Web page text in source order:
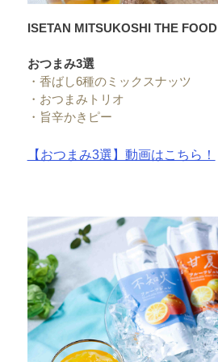
ISETAN MITSUKOSHI THE FOOD
おつまみ3選
・ 香ばし6種のミックスナッツ
・ おつまみトリオ
・ 旨辛かきピー
【おつまみ3選】動画はこちら！